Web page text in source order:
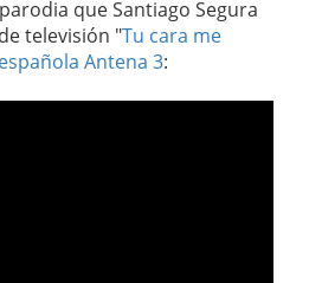
que Santiago Segura
televisión "Tu cara me
Antena 3: